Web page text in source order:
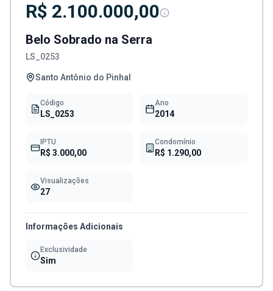
R$ 2.100.000,00
Belo Sobrado na Serra
LS_0253
Santo Antônio do Pinhal
Código
LS_0253
Ano
2014
IPTU
R$ 3.000,00
Condomínio
R$ 1.290,00
Visualizações
27
Informações Adicionais
Exclusividade
Sim